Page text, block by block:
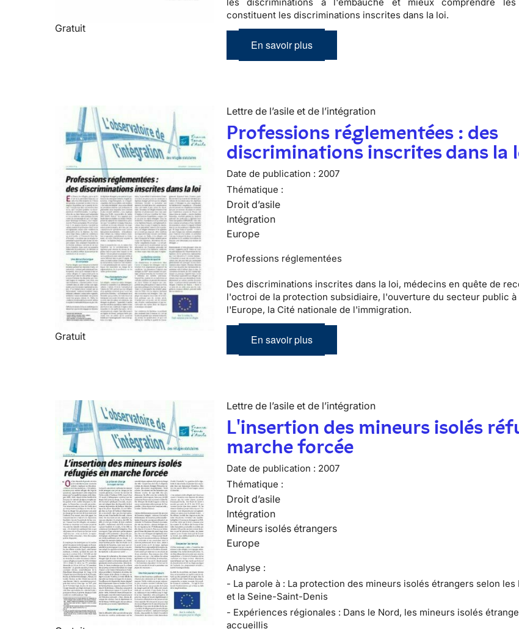
Gratuit
constituent lesdiscriminations inscrites dans la loi.
En savoir plus
Gratuit
Lettre de l’asile et de l’intégration
Professions réglementées : des
discriminations inscrites dans la
Date de publication : 2007
Thématique :
Droit d’asile
Intégration
Europe
Professions réglementées
Des discriminations inscrites dans la loi, médecins en quête de
l'octroi de la protection subsidiaire, l'ouverture du secteur public à
l'Europe, la Cité nationale de l'immigration.
En savoir plus
Lettre de l’asile et de l’intégration
L'insertion des mineurs isolés
marche forcée
Date de publication : 2007
Thématique :
Droit d’asile
Intégration
Mineurs isolés étrangers
Europe
Analyse :
- La parole à : La protection des mineurs isolés étrangers selon les
et la Seine-Saint-Denis
- Expériences régionales : Dans le Nord, les mineurs isolés
accueillis